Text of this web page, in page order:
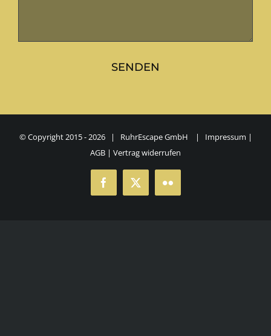
© Copyright 2015 -2026 | RuhrEscape GmbH | Impressum |
AGB | Vertrag widerrufen
Facebook
X Flickr